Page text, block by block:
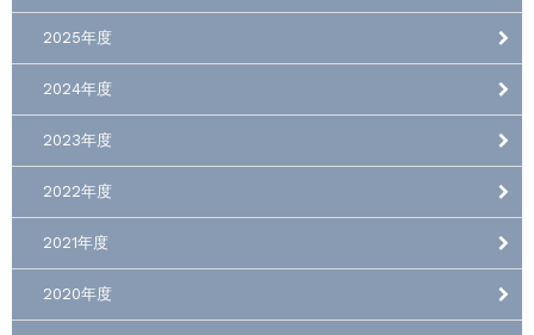
2025年度
2024年度
2023年度
2022年度
2021年度
2020年度